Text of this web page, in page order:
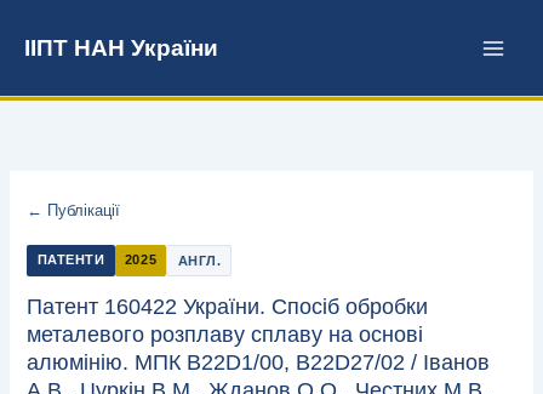
ІІПТ НАН України
← Публікації
ПАТЕНТИ 2025 АНГЛ.
Патент 160422 України. Спосіб обробки
металевого розплаву сплаву на основі
алюмінію. МПК B22D1/00, B22D27/02 / Іванов